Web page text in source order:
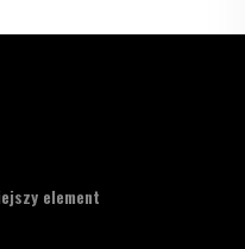
element